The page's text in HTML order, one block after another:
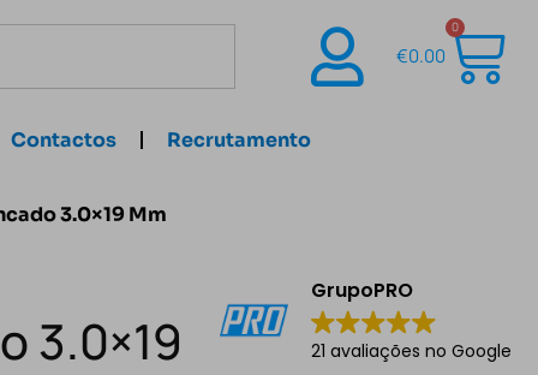
€0.00
0
Contactos Recrutamento
3.0×19 Mm
3.0×19
GrupoPRO
21 avaliações no Google